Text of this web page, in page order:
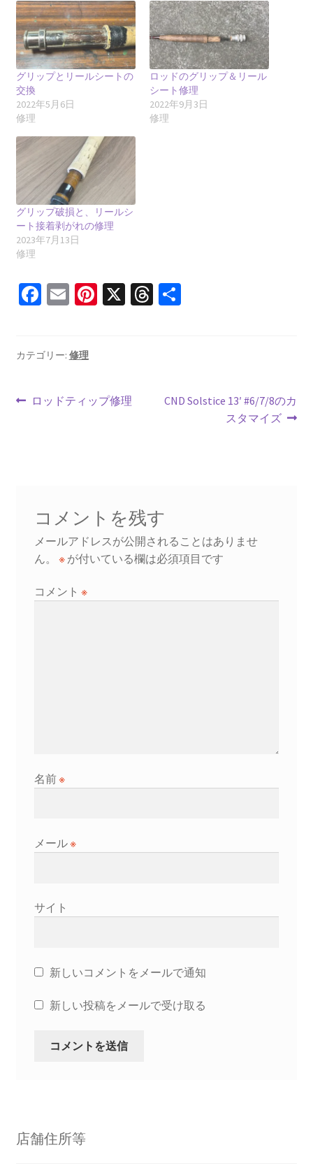
グリップとリールシートの
交換
2022年5月6日
修理
ロッドのグリップ＆リール
シート修理
2022年9月3日
修理
グリップ破損と、リールシ
ート接着剥がれの修理
2023年7月13日
修理
Fa
o
k
E
l
Pi X T 共
カテゴリー: 修理
投
ゲ
ー
シ
ョ
前
ロッドティップ修理
次
CND Solstice 13′ #6/7/8のカ
スタマイズ
コメントを残す
メールアドレスが公開されることはありませ
ん。
※が付いている欄は必須項目です
コメント ※
名前※
メール※
サイト
新しいコメントをメールで通知
新しい投稿をメールで受け取る
店舗住所等